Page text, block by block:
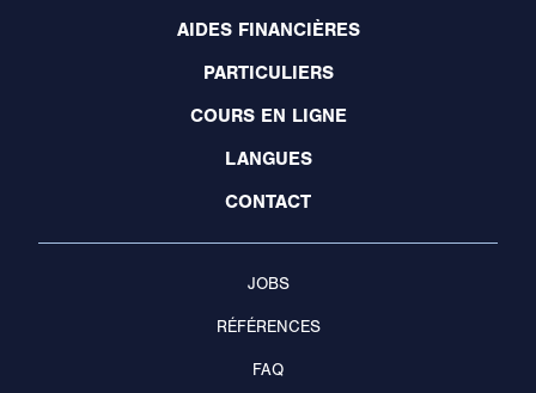
AIDES FINANCIÈRES
PARTICULIERS
COURS EN LIGNE
LANGUES
CONTACT
JOBS
RÉFÉRENCES
FAQ